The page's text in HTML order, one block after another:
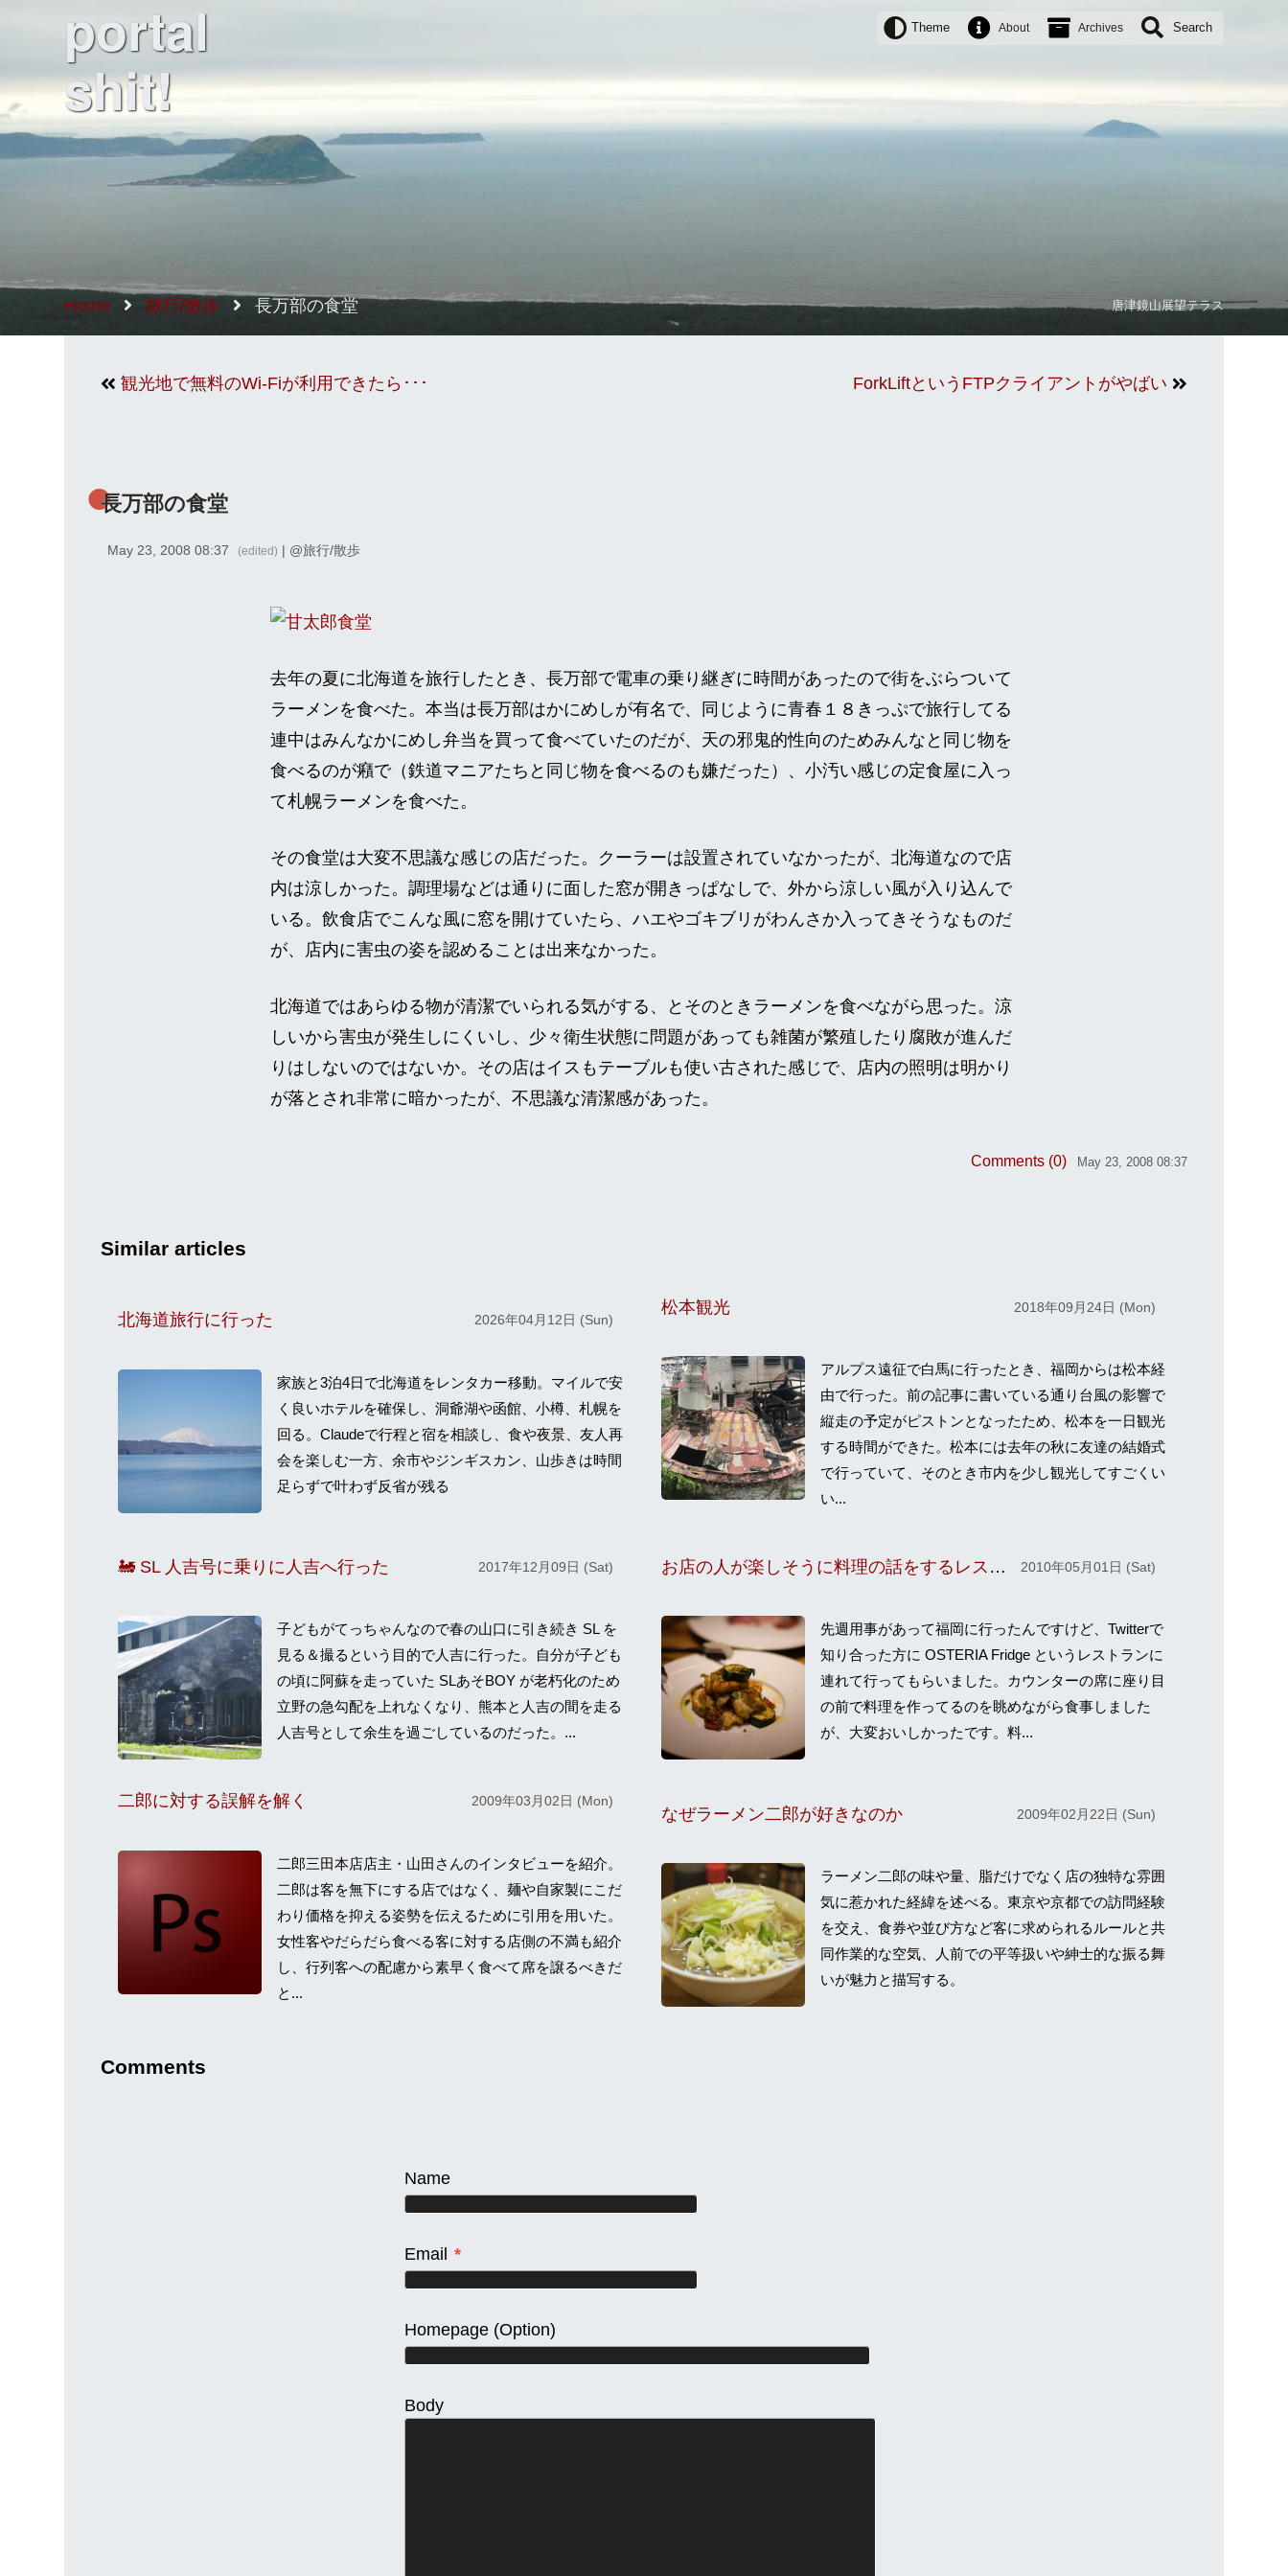
portal
shit!
Theme About Archives Search
Home 旅行/散歩 長万部の食堂 唐津鏡山展望テラス
観光地で無料のWi-Fiが利用できたら･･･ ForkLiftというFTPクライアントがやばい
長万部の食堂
May 23, 2008 08:37 (edited) | @旅行/散歩
去年の夏に北海道を旅行したとき、長万部で電車の乗り継ぎに時間があったので街をぶらついて
ラーメンを食べた。本当は長万部はかにめしが有名で、同じように青春１８きっぷで旅行してる
連中はみんなかにめし弁当を買って食べていたのだが、天の邪鬼的性向のためみんなと同じ物を
食べるのが癪で（鉄道マニアたちと同じ物を食べるのも嫌だった）、小汚い感じの定食屋に入っ
て札幌ラーメンを食べた。
その食堂は大変不思議な感じの店だった。クーラーは設置されていなかったが、北海道なので店
内は涼しかった。調理場などは通りに面した窓が開きっぱなしで、外から涼しい風が入り込んで
いる。飲食店でこんな風に窓を開けていたら、ハエやゴキブリがわんさか入ってきそうなものだ
が、店内に害虫の姿を認めることは出来なかった。
北海道ではあらゆる物が清潔でいられる気がする、とそのときラーメンを食べながら思った。涼
しいから害虫が発生しにくいし、少々衛生状態に問題があっても雑菌が繁殖したり腐敗が進んだ
りはしないのではないか。その店はイスもテーブルも使い古された感じで、店内の照明は明かり
が落とされ非常に暗かったが、不思議な清潔感があった。
Comments (0) May 23, 2008 08:37
Similar articles
北海道旅行に行った 2026年04月12日 (Sun)
家族と3泊4日で北海道をレンタカー移動。マイルで安
く良いホテルを確保し、洞爺湖や函館、小樽、札幌を
回る。Claudeで行程と宿を相談し、食や夜景、友人再
会を楽しむ一方、余市やジンギスカン、山歩きは時間
足らずで叶わず反省が残る
松本観光 2018年09月24日 (Mon)
アルプス遠征で白馬に行ったとき、福岡からは松本経
由で行った。前の記事に書いている通り台風の影響で
縦走の予定がピストンとなったため、松本を一日観光
する時間ができた。松本には去年の秋に友達の結婚式
で行っていて、そのとき市内を少し観光してすごくい
い...
🚂 SL 人吉号に乗りに人吉へ行った 2017年12月09日 (Sat)
子どもがてっちゃんなので春の山口に引き続き SL を
見る＆撮るという目的で人吉に行った。自分が子ども
の頃に阿蘇を走っていた SLあそBOY が老朽化のため
立野の急勾配を上れなくなり、熊本と人吉の間を走る
人吉号として余生を過ごしているのだった。...
お店の人が楽しそうに料理の話をするレストランは楽しい 2010年05月01日 (Sat)
先週用事があって福岡に行ったんですけど、Twitterで
知り合った方に OSTERIA Fridge というレストランに
連れて行ってもらいました。カウンターの席に座り目
の前で料理を作ってるのを眺めながら食事しました
が、大変おいしかったです。料...
二郎に対する誤解を解く 2009年03月02日 (Mon)
二郎三田本店店主・山田さんのインタビューを紹介。
二郎は客を無下にする店ではなく、麺や自家製にこだ
わり価格を抑える姿勢を伝えるために引用を用いた。
女性客やだらだら食べる客に対する店側の不満も紹介
し、行列客への配慮から素早く食べて席を譲るべきだ
と...
なぜラーメン二郎が好きなのか 2009年02月22日 (Sun)
ラーメン二郎の味や量、脂だけでなく店の独特な雰囲
気に惹かれた経緯を述べる。東京や京都での訪問経験
を交え、食券や並び方など客に求められるルールと共
同作業的な空気、人前での平等扱いや紳士的な振る舞
いが魅力と描写する。
Comments
Name
Email *
Homepage (Option)
Body